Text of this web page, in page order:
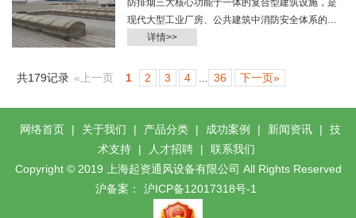
现代大型工业厂房、公共建筑中消防安全体系的关
键组成部分，各核心功能具体…
详情>>
共179记录 «上一页 1 2 3 4 36 下一页»
网络首页 | 关于我们 | 产品分类 | 成功案例 | 新闻资讯 |
技
术支持
| 人才招聘 |
联系我们
Copyright © 2019 上海起资通风设备有限公司 All Rights Reserved
沪备案：
沪ICP备12017318号-1